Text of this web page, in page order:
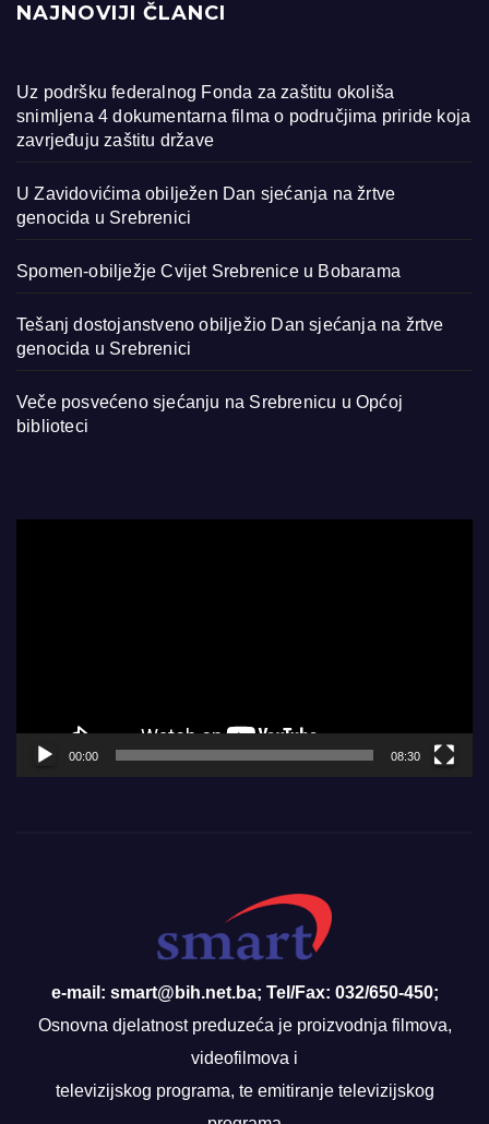
NAJNOVIJI ČLANCI
Uz podršku federalnog Fonda za zaštitu okoliša
snimljena 4 dokumentarna filma o područjima priride koja
zavrjeđuju zaštitu države
U Zavidovićima obilježen Dan sjećanja na žrtve
genocida u Srebrenici
Spomen-obilježje Cvijet Srebrenice u Bobarama
Tešanj dostojanstveno obilježio Dan sjećanja na žrtve
genocida u Srebrenici
Veče posvećeno sjećanju na Srebrenicu u Općoj
biblioteci
00:00 08:30
e-mail: smart@bih.net.ba; Tel/Fax: 032/650-450;
Osnovna djelatnost preduzeća je proizvodnja filmova,
videofilmova i
televizijskog programa, te emitiranje televizijskog